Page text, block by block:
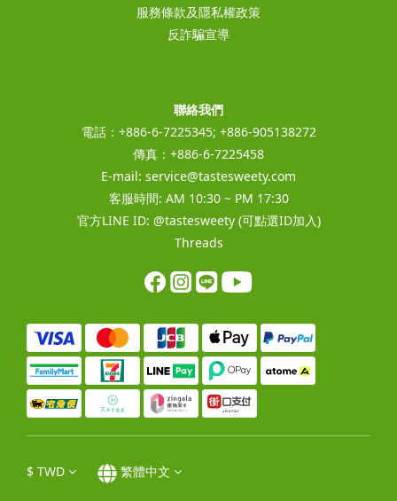
服務條款及隱私權政策
反詐騙宣導
聯絡我們
電話：+886-6-7225345; +886-905138272
傳真：+886-6-7225458
E-mail: service@tastesweety.com
客服時間: AM 10:30 ~ PM 17:30
官方LINE ID: @tastesweety(可點選ID加入)
Threads
$ TWD 繁體中文